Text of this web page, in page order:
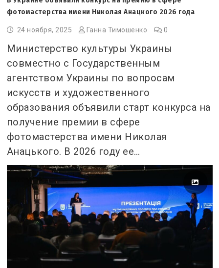
фотомастерства имени Николая Анацкого 2026 года
24 ноября, 2025 Ганна Тимошенко 0
Министерство культуры Украины
совместно с Государственным
агентством Украины по вопросам
искусств и художественного
образования объявили старт конкурса на
получение премии в сфере
фотомастерства имени Николая
Анацького. В 2026 году ее…